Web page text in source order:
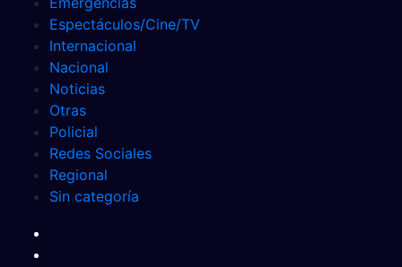
Espectáculos/Cine/TV
Internacional
Nacional
Noticias
Otras
Policial
Redes Sociales
Regional
Sin categoría